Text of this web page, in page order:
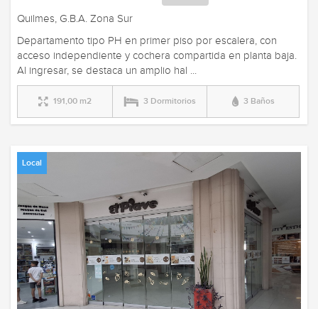
Quilmes, G.B.A. Zona Sur
Departamento tipo PH en primer piso por escalera, con
acceso independiente y cochera compartida en planta baja.
Al ingresar, se destaca un amplio hal ...
191,00 m2 3 Dormitorios 3 Baños
Local